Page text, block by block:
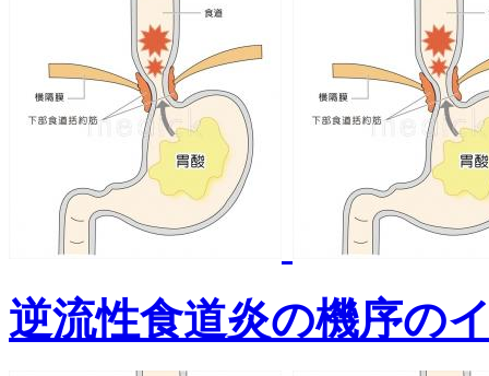
逆流性食道炎の機序の